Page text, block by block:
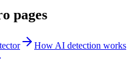
pages
How AI detection works